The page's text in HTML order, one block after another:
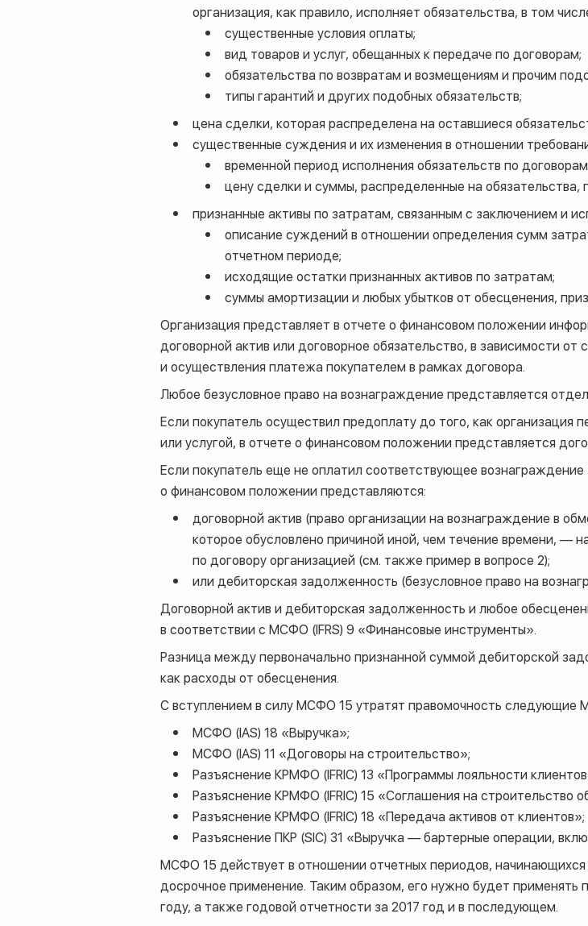
организация, как правило, исполняет обязательства, в том
существенные условия оплаты;
вид товаров и услуг, обещанных к передаче по договорам;
обязательства по возвратам и возмещениям и прочим
типы гарантий и других подобных обязательств;
цена сделки, которая распределена на оставшиеся
существенные суждения и их изменения в отношении
временной период исполнения обязательств по
цену сделки и суммы, распределенные на
признанные активы по затратам, связанным с заключением и
описание суждений в отношении определения сумм
отчетном периоде;
исходящие остатки признанных активов по затратам;
суммы амортизации и любых убытков от обесценения,
Организация представляет в отчете о финансовом положении
договорной актив или договорное обязательство, в зависимости от
и осуществления платежа покупателем в рамках договора.
Любое безусловное право на вознаграждение представляется
Если покупатель осуществил предоплату до того, как
или услугой, в отчете о финансовом положении представляется
Если покупатель еще не оплатил соответствующее вознаграждение
о финансовом положении представляются:
договорной актив (право организации на вознаграждение в
которое обусловлено причиной иной, чем течение времени, —
по договору организацией (см. также пример в вопросе 2);
или дебиторская задолженность (безусловное право на
Договорной актив и дебиторская задолженность и любое
в соответствии с МСФО (IFRS) 9 «Финансовые инструменты».
Разница между первоначально признанной суммой дебиторской
как расходы от обесценения.
С вступлением в силу МСФО 15 утратят правомочность следующие
МСФО (IAS) 18 «Выручка»;
МСФО (IAS) 11 «Договоры на строительство»;
Разъяснение КРМФО (IFRIC) 13 «Программы лояльности
Разъяснение КРМФО (IFRIC) 15 «Соглашения на строительство
Разъяснение КРМФО (IFRIC) 18 «Передача активов от клиентов»;
Разъяснение ПКР (SIC) 31 «Выручка — бартерные операции,
МСФО 15 действует в отношении отчетных периодов, начинающихся
досрочное применение. Таким образом, его нужно будет применять
году, а также годовой отчетности за 2017 год и в последующем.